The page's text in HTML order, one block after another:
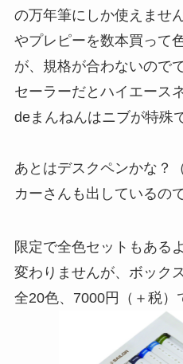
の万年筆にしか使えませ
やプレピーを数本買って
が、規格が合わないので
セーラーだとハイエース
deまんねんはニブが特殊
あとはデスクペンかな？
カーさんも出しているの
限定で全色セットもある
変わりませんが、ボック
全20色、7000円（＋税）